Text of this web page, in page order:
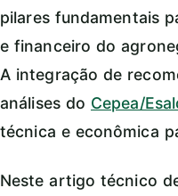
pilares fundamentais
e financeiro do
A integração de
análises do Cepea/
técnica e econômica
Neste artigo técnico